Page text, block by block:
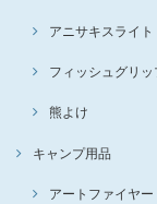
アニサキスライト
フィッシュグリッ
熊よけ
キャンプ用品
アートファイヤー